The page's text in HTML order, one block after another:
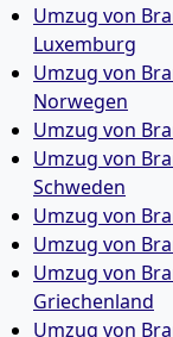
Umzug von
Luxemburg
Umzug von
Norwegen
Umzug von
Umzug von
Schweden
Umzug von
Umzug von
Umzug von
Griechenland
Umzug von